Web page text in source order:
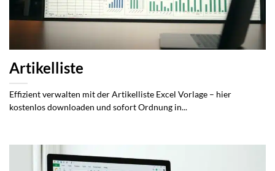
Artikelliste
Effizient verwalten mit der Artikelliste Excel Vorlage – hier
kostenlos downloaden und sofort Ordnung in...